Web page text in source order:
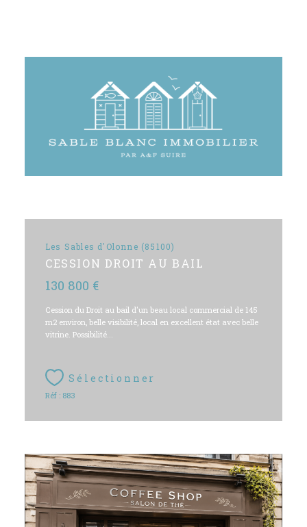
Les Sables d'Olonne (85100)
CESSION DROIT AU BAIL
130 800 €
Cession du Droit au bail d'un beau local commercial de 145
m2 environ, belle visibilité, local en excellent état avec belle
vitrine. Possibilité...
Sélectionner
Réf : 883